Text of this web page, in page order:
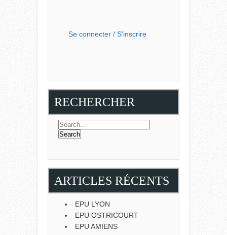
Se connecter / S'inscrire
RECHERCHER
ARTICLES RÉCENTS
EPU LYON
EPU OSTRICOURT
EPU AMIENS